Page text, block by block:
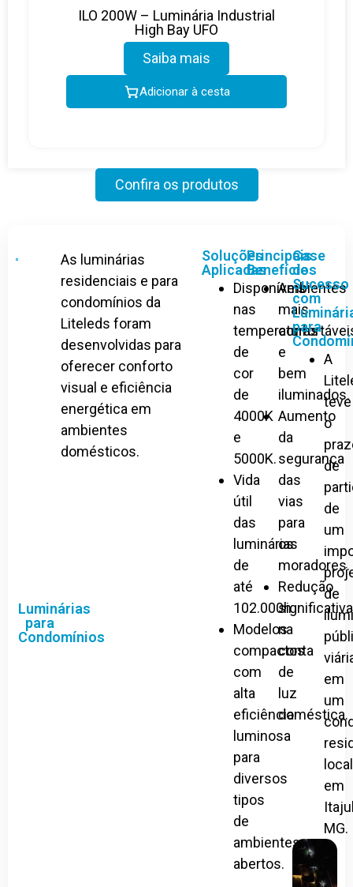
ILO 200W – Luminária Industrial
High Bay UFO
Saiba mais
Adicionar à cesta
Confira os produtos
Luminárias
para
Condomínios
As luminárias
residenciais e para
condomínios da
Liteleds foram
desenvolvidas para
oferecer conforto
visual e eficiência
energética em
ambientes
domésticos.
Soluções
Aplicadas
Disponíveis
nas
temperaturas
de
cor
de
4000K
e
5000K.
Vida
útil
das
luminárias
de
até
102.000h
Modelos
compactos
com
alta
eficiência
luminosa
para
diversos
tipos
de
ambientes
abertos.
Principais
Benefícios
Ambientes
mais
e
bem
iluminados.
Aumento
da
segurança
das
vias
para
os
moradores.
Redução
significativa
na
conta
de
luz
doméstica.
Case
de
Sucesso
com
para
A
teve
o
de
de
um
de
em
um
em
MG.